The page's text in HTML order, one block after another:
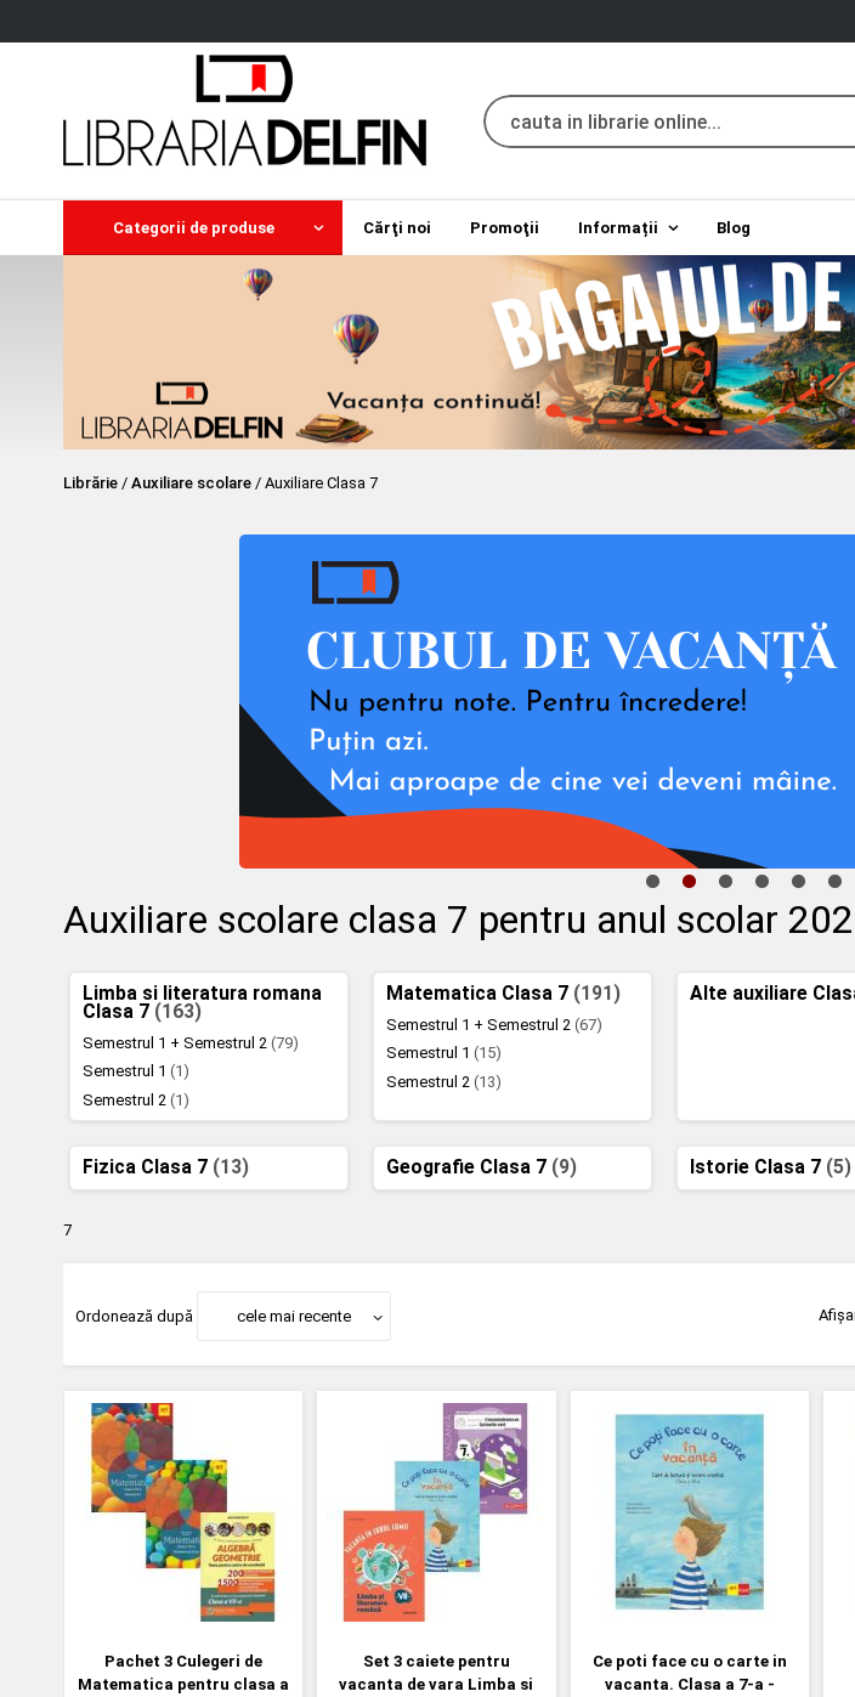
Categorii de produse Cărţi noi Promoţii Informații Blog
Librărie / Auxiliare scolare / Auxiliare Clasa 7
Auxiliare scolare clasa 7 pentru anul scolar
Limba si literatura romana
Clasa 7 (163)
Semestrul 1 + Semestrul 2(79)
Semestrul 1(1)
Semestrul 2(1)
Matematica Clasa 7 (191)
Semestrul 1 + Semestrul 2(67)
Semestrul 1(15)
Semestrul 2(13)
Alte auxiliare
Fizica Clasa 7 (13) Geografie Clasa 7 (9) Istorie Clasa 7 (5)
7
Ordonează după cele mai recente
Pachet 3 Culegeri de
Matematica pentru clasa a
Set 3 caiete pentru
vacanta de vara Limba si
Ce poti face cu o carte in
vacanta. Clasa a 7-a -